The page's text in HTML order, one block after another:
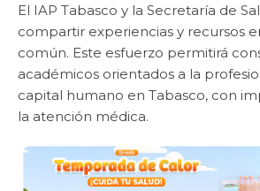
El IAP Tabasco y la Secretaría de
compartir experiencias y recursos
común. Este esfuerzo permitirá
académicos orientados a la
capital humano en Tabasco, con
la atención médica.